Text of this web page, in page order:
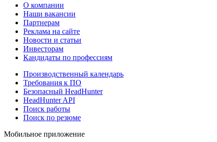
О компании
Наши вакансии
Партнерам
Реклама на сайте
Новости и статьи
Инвесторам
Кандидаты по профессиям
Производственный календарь
Требования к ПО
Безопасный HeadHunter
HeadHunter API
Поиск работы
Поиск по резюме
Мобильное приложение